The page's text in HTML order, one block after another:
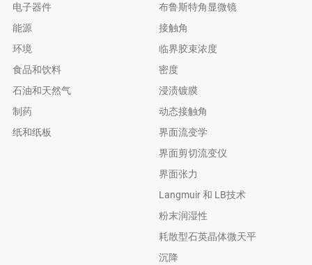
电子器件
能源
环境
食品和饮料
石油和天然气
制药
纸和纸板
布鲁斯特角显微镜
接触角
临界胶束浓度
密度
浸渍镀膜
动态接触角
界面流变学
界面剪切流变仪
界面张力
Langmuir 和 LB技术
粉末润湿性
耗散型石英晶体微天平
沉降